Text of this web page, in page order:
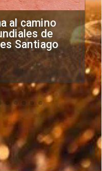
Sifup
por situación